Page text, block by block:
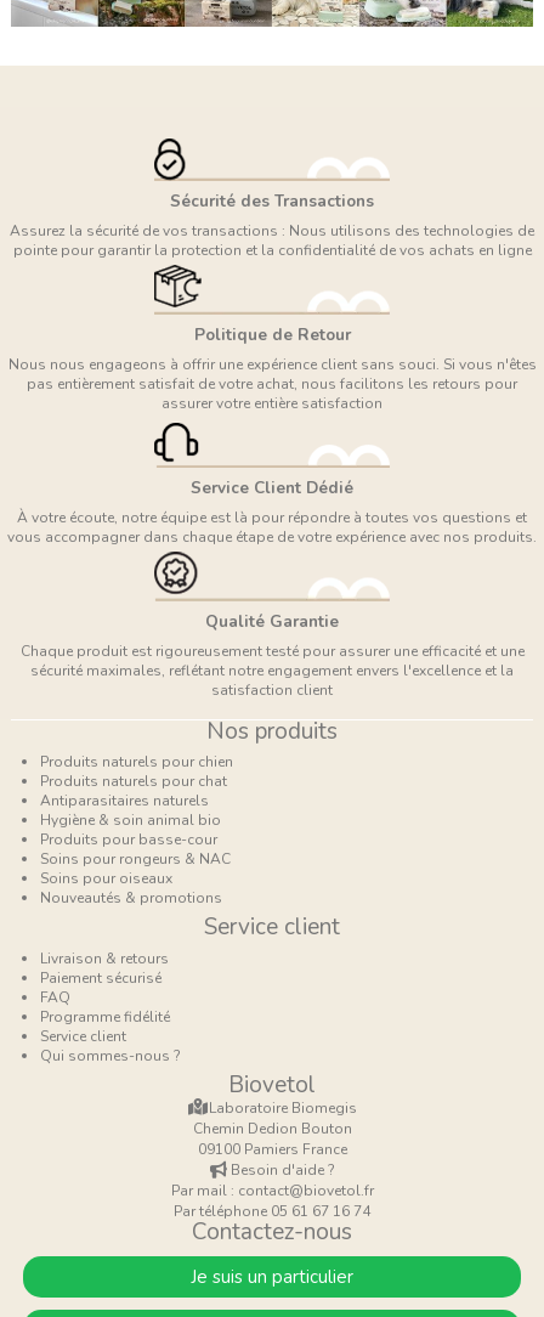
Sécurité des Transactions
Assurez la sécurité de vos transactions : Nous utilisons des technologies de
pointe pour garantir la protection et la confidentialité de vos achats en ligne
Politique de Retour
Nous nous engageons à offrir une expérience client sans souci. Si vous n'êtes
pas entièrement satisfait de votre achat, nous facilitons les retours pour
assurer votre entière satisfaction
Service Client Dédié
À votre écoute, notre équipe est là pour répondre à toutes vos questions et
vous accompagner dans chaque étape de votre expérience avec nos produits.
Qualité Garantie
Chaque produit est rigoureusement testé pour assurer une efficacité et une
sécurité maximales, reflétant notre engagement envers l'excellence et la
satisfaction client
Nos produits
Produits naturels pour chien
Produits naturels pour chat
Antiparasitaires naturels
Hygiène & soin animal bio
Produits pour basse-cour
Soins pour rongeurs & NAC
Soins pour oiseaux
Nouveautés & promotions
Service client
Livraison & retours
Paiement sécurisé
FAQ
Programme fidélité
Service client
Qui sommes-nous ?
Biovetol
Laboratoire Biomegis
Chemin Dedion Bouton
09100 Pamiers France
Besoin d'aide ?
Par mail : contact@biovetol.fr
Par téléphone 05 61 67 16 74
Contactez-nous
Je suis un particulier